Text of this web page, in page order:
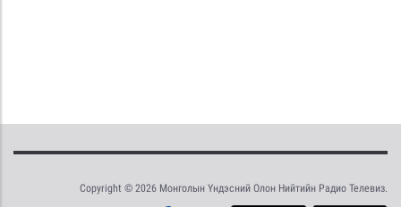
Copyright © 2026 Монголын Үндэсний Олон Нийтийн Радио Телевиз.